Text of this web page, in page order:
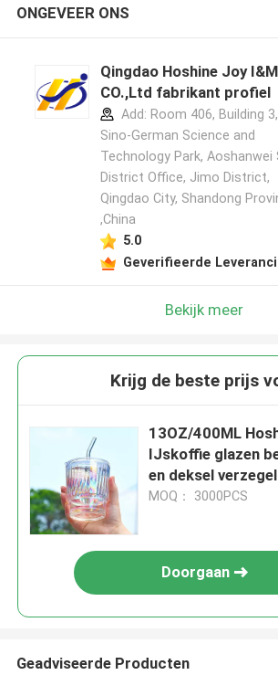
ONGEVEER ONS
Qingdao Hoshine Joy I&M
CO.,Ltd fabrikant profiel
Add: Room 406, Building 3,
Sino-German Science and
Technology Park, Aoshanwei
District Office, Jimo District,
Qingdao City, Shandong
,China
5.0
Geverifieerde
Bekijk meer
Krijg de beste prijs
13OZ/400ML
IJskoffie glazen
en deksel
dikwand glazen
MOQ： 3000PCS
Doorgaan
Geadviseerde Producten